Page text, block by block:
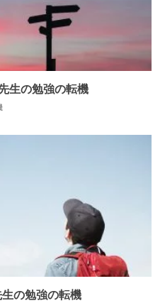
生の勉強の転機
生の勉強の転機